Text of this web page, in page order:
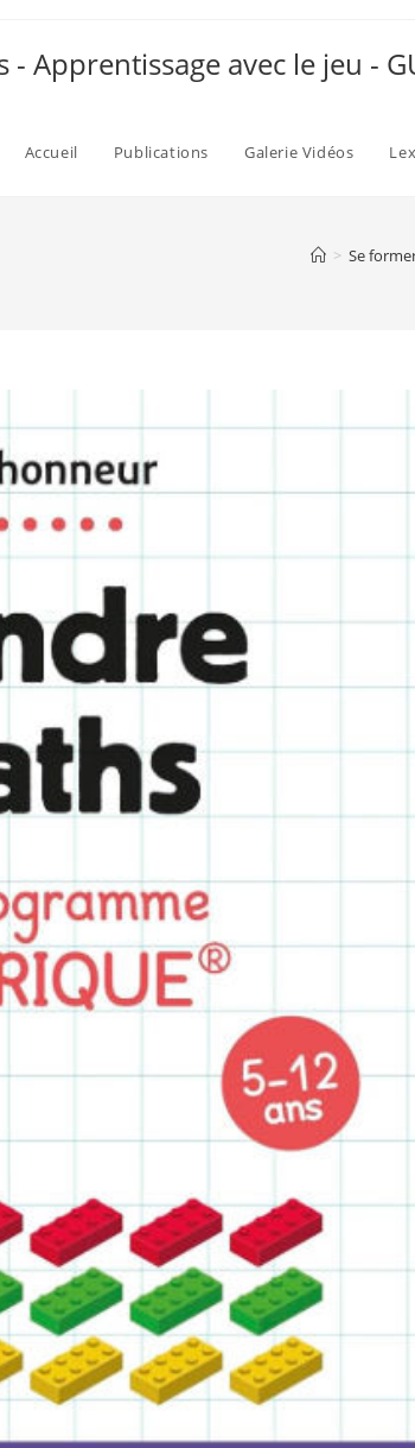
Apprentissage avec le jeu -
Accueil Publications Galerie Vidéos
> Se